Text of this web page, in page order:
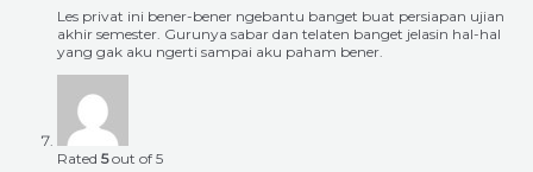
Les privat ini bener-bener ngebantu banget buat persiapan ujian
akhir semester. Gurunya sabar dan telaten banget jelasin hal-hal
yang gak aku ngerti sampai aku paham bener.
Rated 5out of 5